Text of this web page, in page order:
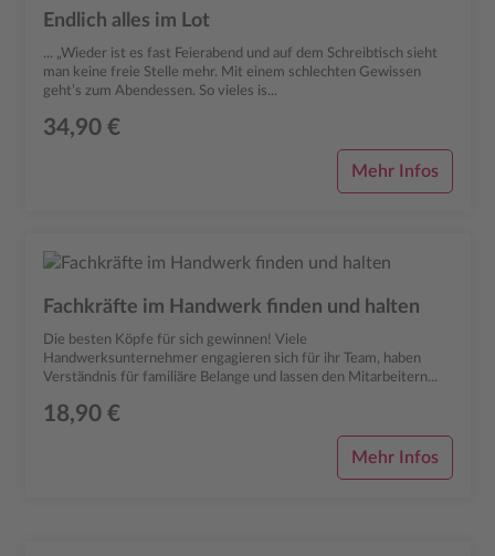
Endlich alles im Lot
... „Wieder ist es fast Feierabend und auf dem Schreibtisch sieht
man keine freie Stelle mehr. Mit einem schlechten Gewissen
geht’s zum Abendessen. So vieles is...
34,90 €
Mehr Infos
Fachkräfte im Handwerk finden und halten
Die besten Köpfe für sich gewinnen! Viele
Handwerksunternehmer engagieren sich für ihr Team, haben
Verständnis für familiäre Belange und lassen den Mitarbeitern...
18,90 €
Mehr Infos